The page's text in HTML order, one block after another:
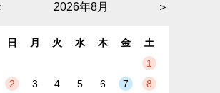
＞
2026年8月
日 月 火 水 木 金
土
1
2
3 4 5 6 7 8